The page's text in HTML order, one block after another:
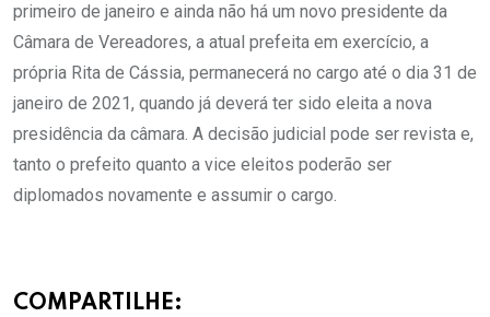
primeiro de janeiro e ainda não há um novo presidente da
Câmara de Vereadores, a atual prefeita em exercício, a
própria Rita de Cássia, permanecerá no cargo até o dia 31 de
janeiro de 2021, quando já deverá ter sido eleita a nova
presidência da câmara. A decisão judicial pode ser revista e,
tanto o prefeito quanto a vice eleitos poderão ser
diplomados novamente e assumir o cargo.
COMPARTILHE: